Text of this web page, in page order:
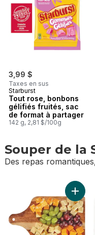
3,99 $
Taxes en sus
Starburst
Tout rose, bonbons
gélifiés fruités, sac
de format à partager
142 g, 2,81 $/100g
Souper de la
Des repas
sauter Souper de la